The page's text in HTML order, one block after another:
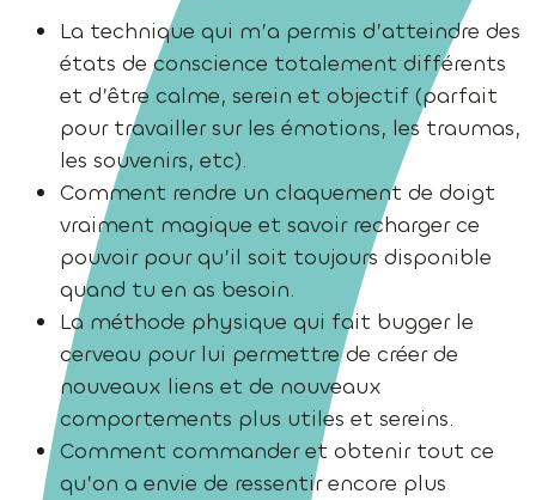
La technique qui m’a permis d’atteindre des
états de conscience totalement différents
et d’être calme, serein et objectif (parfait
pour travailler sur les émotions, les traumas,
les souvenirs, etc).
Comment rendre un claquement de doigt
vraiment magique et savoir recharger ce
pouvoir pour qu’il soit toujours disponible
quand tu en as besoin.
La méthode physique qui fait bugger le
cerveau pour lui permettre de créer de
nouveaux liens et de nouveaux
comportements plus utiles et sereins.
Comment commander et obtenir tout ce
qu’on a envie de ressentir encore plus